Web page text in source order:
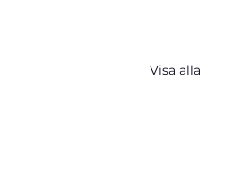
Visa alla